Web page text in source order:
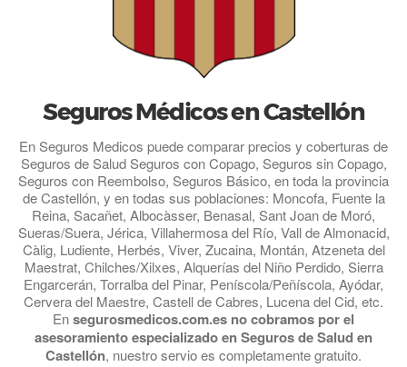
Seguros Médicos en Castellón
En Seguros Medicos puede comparar precios y coberturas de
Seguros de Salud Seguros con Copago, Seguros sin Copago,
Seguros con Reembolso, Seguros Básico, en toda la provincia
de Castellón, y en todas sus poblaciones: Moncofa, Fuente la
Reina, Sacañet, Albocàsser, Benasal, Sant Joan de Moró,
Sueras/Suera, Jérica, Villahermosa del Río, Vall de Almonacid,
Càlig, Ludiente, Herbés, Viver, Zucaina, Montán, Atzeneta del
Maestrat, Chilches/Xilxes, Alquerías del Niño Perdido, Sierra
Engarcerán, Torralba del Pinar, Peníscola/Peñíscola, Ayódar,
Cervera del Maestre, Castell de Cabres, Lucena del Cid, etc.
Ensegurosmedicos.com.es no cobramos por el
asesoramiento especializado en Seguros de Salud en
Castellón, nuestro servio es completamente gratuito.